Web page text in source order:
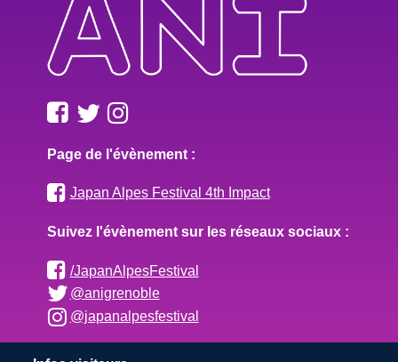
Page de l'évènement :
Japan Alpes Festival 4th Impact
Suivez l'évènement sur les réseaux sociaux :
/JapanAlpesFestival
@anigrenoble
@japanalpesfestival